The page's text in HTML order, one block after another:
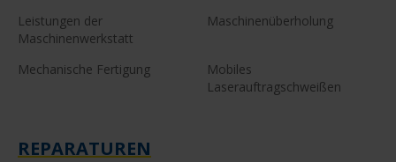
Leistungen der
Maschinenwerkstatt
Maschinenüberholung
Mechanische Fertigung
Mobiles
Laserauftragschweißen
REPARATUREN